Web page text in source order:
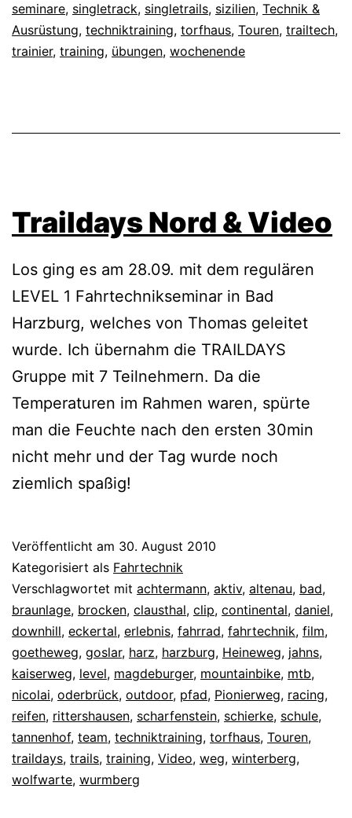
seminare, singletrack, singletrails, sizilien, Technik &
Ausrüstung, techniktraining, torfhaus, Touren, trailtech,
trainier, training, übungen, wochenende
Traildays Nord & Video
Los ging es am 28.09. mit dem regulären
LEVEL 1 Fahrtechnikseminar in Bad
Harzburg, welches von Thomas geleitet
wurde. Ich übernahm die TRAILDAYS
Gruppe mit 7 Teilnehmern. Da die
Temperaturen im Rahmen waren, spürte
man die Feuchte nach den ersten 30min
nicht mehr und der Tag wurde noch
ziemlich spaßig!
Veröffentlicht am 30. August 2010
Kategorisiert als Fahrtechnik
Verschlagwortet mit achtermann, aktiv, altenau, bad,
braunlage, brocken, clausthal, clip, continental, daniel,
downhill, eckertal, erlebnis, fahrrad, fahrtechnik, film,
goetheweg, goslar, harz, harzburg, Heineweg, jahns,
kaiserweg, level, magdeburger, mountainbike, mtb,
nicolai, oderbrück, outdoor, pfad, Pionierweg, racing,
reifen, rittershausen, scharfenstein, schierke, schule,
tannenhof, team, techniktraining, torfhaus, Touren,
traildays, trails, training, Video, weg, winterberg,
wolfwarte, wurmberg